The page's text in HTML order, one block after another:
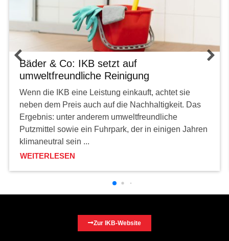
Bäder & Co: IKB setzt auf
umweltfreundliche Reinigung
Wenn die IKB eine Leistung einkauft, achtet sie
neben dem Preis auch auf die Nachhaltigkeit. Das
Ergebnis: unter anderem umweltfreundliche
Putzmittel sowie ein Fuhrpark, der in einigen Jahren
klimaneutral sein ...
WEITERLESEN
Zur IKB-Website